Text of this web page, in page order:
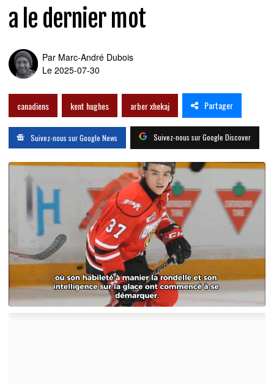
a le dernier mot
Par Marc-André Dubois
Le 2025-07-30
canadiens kent hughes arber xhekaj Partager
Suivez-nous sur Google News Suivez-nous sur Google Discover